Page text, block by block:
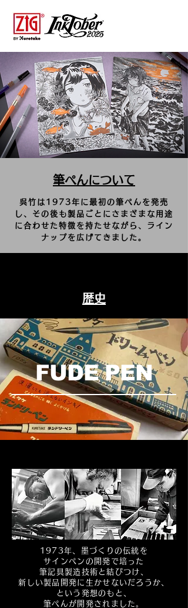
筆ぺんについて
呉竹は1973年に最初の筆ぺんを発売
し、その後も製品ごとにさまざまな用途
に合わせた特徴を持たせながら、ライン
ナップを広げてきました。
歴史
FUDE PEN
1973年、墨づくりの伝統を
サインペンの開発で培った
筆記具製造技術と結びつけ、
新しい製品開発に生かせないだろうか、
という発想のもと、
筆ぺんが開発されました。